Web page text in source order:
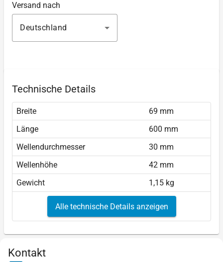
Versand nach
Deutschland
Technische Details
Breite
69 mm
Länge
600 mm
Wellendurchmesser
30 mm
Wellenhöhe
42 mm
Gewicht
1,15 kg
Alle technische Details anzeigen
Kontakt